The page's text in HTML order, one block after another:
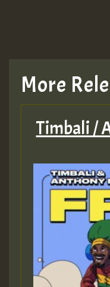
MEX 2 V
Guest_22
Guest_805
mex 2 v
More
Timbali /